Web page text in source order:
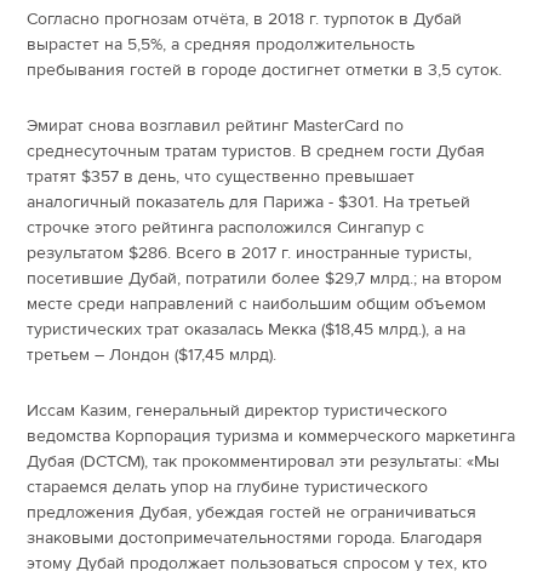
Согласно прогнозам отчёта, в 2018 г. турпоток в Дубай
вырастет на 5,5%, а средняя продолжительность
пребывания гостей в городе достигнет отметки в 3,5 суток.
Эмират снова возглавил рейтинг MasterCard по
среднесуточным тратам туристов. В среднем гости Дубая
тратят $357 в день, что существенно превышает
аналогичный показатель для Парижа - $301. На третьей
строчке этого рейтинга расположился Сингапур с
результатом $286. Всего в 2017 г. иностранные туристы,
посетившие Дубай, потратили более $29,7 млрд.; на втором
месте среди направлений с наибольшим общим объемом
туристических трат оказалась Мекка ($18,45 млрд.), а на
третьем – Лондон ($17,45 млрд).
Иссам Казим, генеральный директор туристического
ведомства Корпорация туризма и коммерческого маркетинга
Дубая (DCTCM), так прокомментировал эти результаты: «Мы
стараемся делать упор на глубине туристического
предложения Дубая, убеждая гостей не ограничиваться
знаковыми достопримечательностями города. Благодаря
этому Дубай продолжает пользоваться спросом у тех, кто